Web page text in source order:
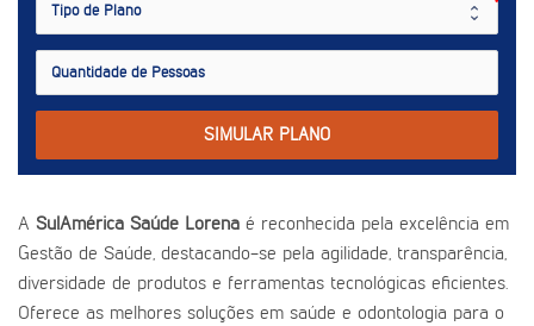
SIMULAR PLANO
A SulAmérica Saúde Lorena é reconhecida pela excelência em
Gestão de Saúde, destacando-se pela agilidade, transparência,
diversidade de produtos e ferramentas tecnológicas eficientes.
Oferece as melhores soluções em saúde e odontologia para o